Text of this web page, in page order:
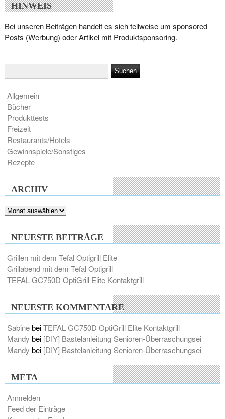
HINWEIS
Bei unseren Beiträgen handelt es sich teilweise um sponsored
Posts (Werbung) oder Artikel mit Produktsponsoring.
Allgemein
Bücher
Produkttests
Freizeit
Restaurants/Hotels
Gewinnspiele/Sonstiges
Rezepte
ARCHIV
Archiv
NEUESTE BEITRÄGE
Grillen mit dem Tefal Optigrill Elite
Grillabend mit dem Tefal Optigrill
TEFAL GC750D OptiGrill Elite Kontaktgrill
NEUESTE KOMMENTARE
SabinebeiTEFAL GC750D OptiGrill Elite Kontaktgrill
Mandy bei [DIY] Bastelanleitung Senioren-Überraschungsei
Mandy bei [DIY] Bastelanleitung Senioren-Überraschungsei
META
Anmelden
Feed der Einträge